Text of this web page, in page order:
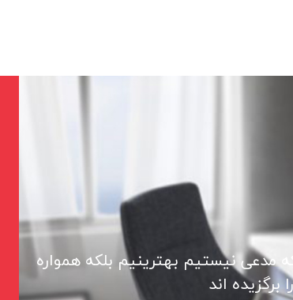
مدعی نیستیم بهترینیم بلکه همواره
اند